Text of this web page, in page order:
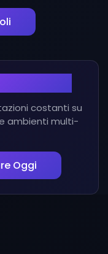
costanti su
ambienti multi-
Oggi